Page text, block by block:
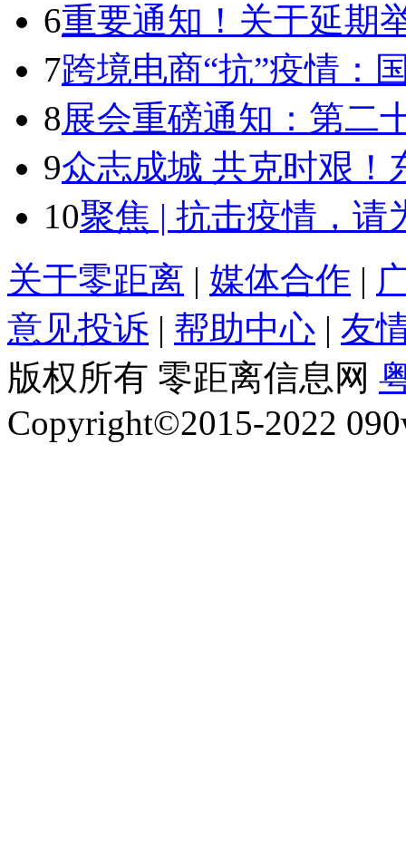
6重要通知！关于延期
7跨境电商“抗”疫情：
8展会重磅通知：第二
9众志成城 共克时艰！
10聚焦 | 抗击疫情，请
关于零距离 | 媒体合作 |
意见投诉 | 帮助中心 | 友
版权所有 零距离信息网
Copyright©2015-2022